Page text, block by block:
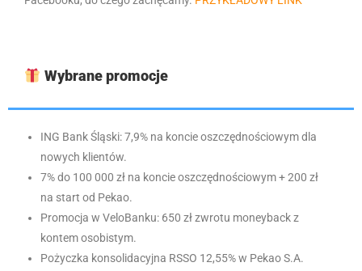
Wybrane promocje
ING Bank Śląski: 7,9% na koncie oszczędnościowym dla
nowych klientów.
7% do 100 000 zł na koncie oszczędnościowym + 200 zł
na start od Pekao.
Promocja w VeloBanku: 650 zł zwrotu moneyback z
kontem osobistym.
Pożyczka konsolidacyjna RSSO 12,55% w Pekao S.A.